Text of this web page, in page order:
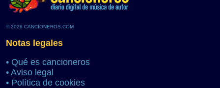
© 2026 CANCIONEROS.COM
Notas legales
• Qué es cancioneros
• Aviso legal
• Política de cookies